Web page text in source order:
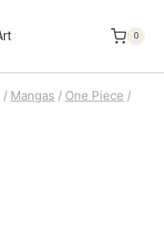
0
/ Mangas / One Piece /